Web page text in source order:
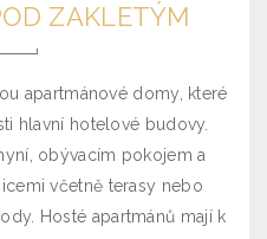
ZAKLETÝM
apartmánové domy, které
hlavní hotelové budovy.
obývacím pokojem a
včetně terasy nebo
Hosté apartmánů mají k